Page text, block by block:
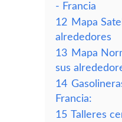
- Francia
12 Mapa
alrededores
13 Mapa
sus
14
Francia:
15 Talleres